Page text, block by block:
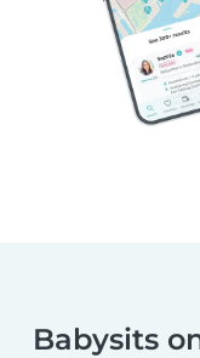
Babysits